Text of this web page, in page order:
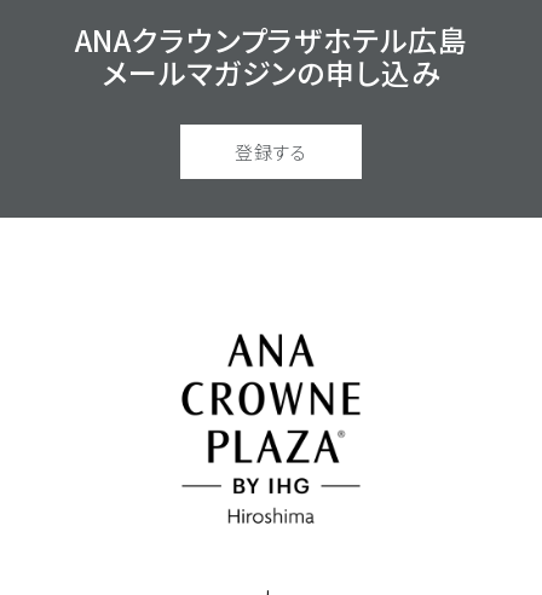
ANAクラウンプラザホテル広島
メールマガジンの申し込み
登録する